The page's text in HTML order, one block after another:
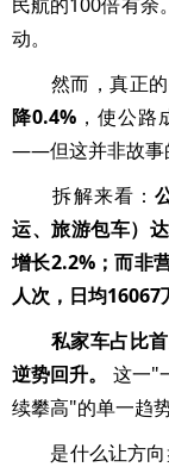
动。
然而，真正的
降0.4% ，使公
——但这并非故事
拆解来看：
运、旅游包车）
增长2.2%；而非
人次，日均16067
私家车占比
逆势回升。
这一"
续攀高"的单一趋
是什么让方向